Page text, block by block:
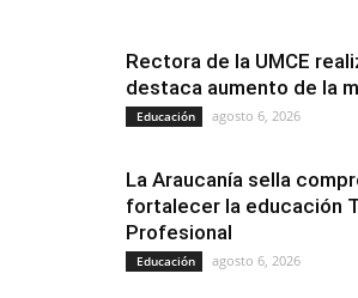
Rectora de la UMCE
destaca aumento de la
Educación agosto 6, 2026
La Araucanía sella
fortalecer la educación
Profesional
Educación agosto 6, 2026